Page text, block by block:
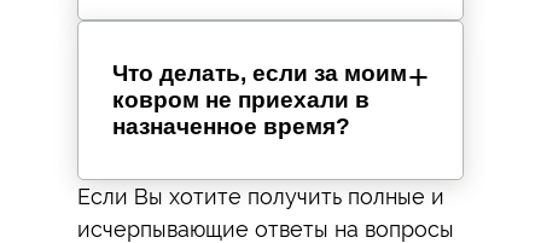
Что делать, если за моим
ковром не приехали в
назначенное время?
Если Вы хотите получить полные и
исчерпывающие ответы на вопросы